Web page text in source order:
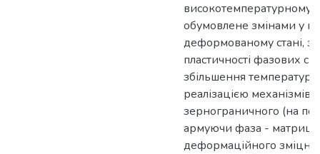
високотемпературному
обумовлене змінами у
деформованому стані,
пластичності фазових
збільшення
реалізацією механізмів
зернограничного (на
армуючи фаза -
деформаційного